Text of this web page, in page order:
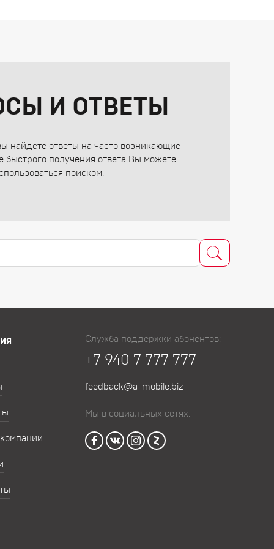
И ОТВЕТЫ
найдете ответы на часто возникающие
быстрого получения ответа Вы можете
поиском.
Служба поддержки абонентов:
+7 940 7 777 777
feedback@a-mobile.biz
Мы в социальных сетях: